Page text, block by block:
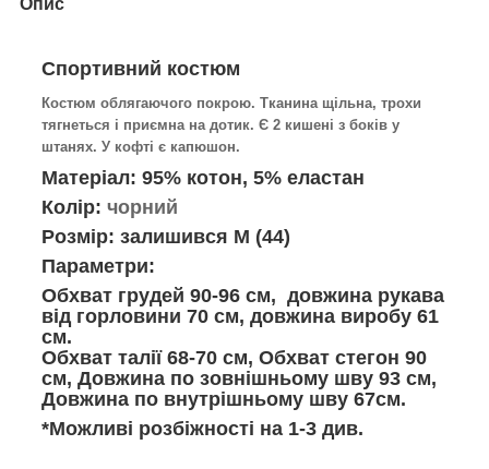
Спортивний костюм
Костюм облягаючого покрою. Тканина щільна, трохи
тягнеться і приємна на дотик. Є 2 кишені з боків у
штанях. У кофті є капюшон.
Матеріал: 95% котон, 5% еластан
Колір: чорний
Розмір: залишився M (44)
Параметри:
Обхват грудей 90-96 см, довжина рукава
від горловини 70 см, довжина виробу 61
см.
Обхват талії 68-70 см, Обхват стегон 90
см, Довжина по зовнішньому шву 93 см,
Довжина по внутрішньому шву 67см.
*Можливі розбіжності на 1-3 див.